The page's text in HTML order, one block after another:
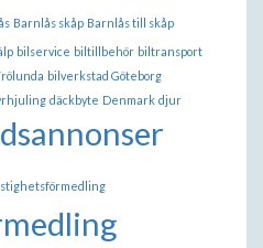
Barnlås skåp Barnlås till skåp
bilservice biltillbehör biltransport
bilverkstad Göteborg
däckbyte Denmark djur